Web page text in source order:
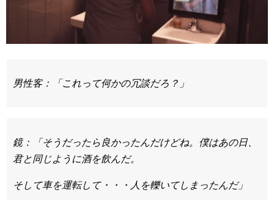
男性客：「これって何かの冗談だろ？」
鏡：「そうだったら良かったんだけどね。僕はあの日、
君と同じように酒を飲んだ。
そして車を運転して・・・人を轢いてしまったんだ」